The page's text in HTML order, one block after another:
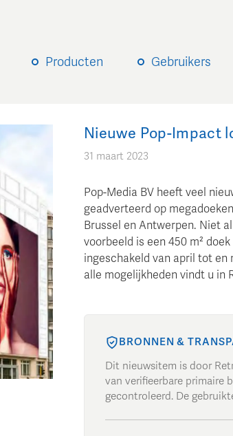
Producten Gebruikers
Nieuwe Pop-Impact
31 maart 2023
Pop-Media BV heeft veel
geadverteerd op
Brussel en Antwerpen. Niet
voorbeeld is een 450 m²
ingeschakeld van april tot en
alle mogelijkheden vindt u in
BRONNEN &
Dit nieuwsitem is door
van verifieerbare primaire
gecontroleerd. De